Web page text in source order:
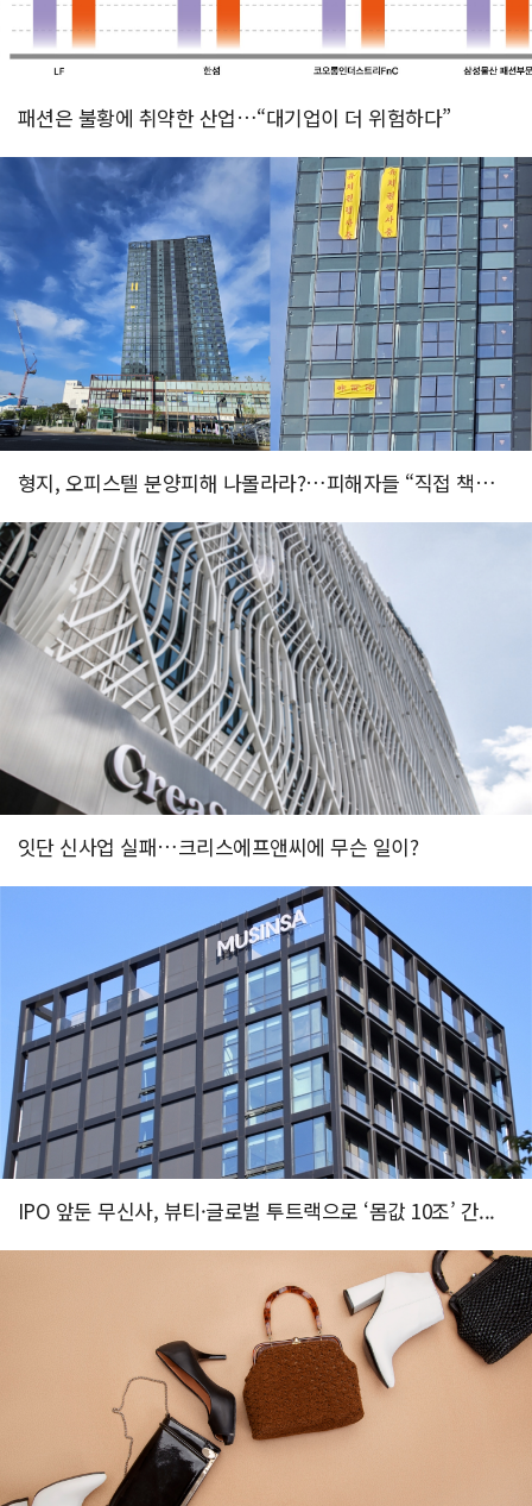
패션은 불황에 취약한 산업…“대기업이 더 위험하다”
형지, 오피스텔 분양피해 나몰라라?…피해자들 “직접 책임져야”
잇단 신사업 실패…크리스에프앤씨에 무슨 일이?
IPO 앞둔 무신사, 뷰티·글로벌 투트랙으로 ‘몸값 10조’ 간...